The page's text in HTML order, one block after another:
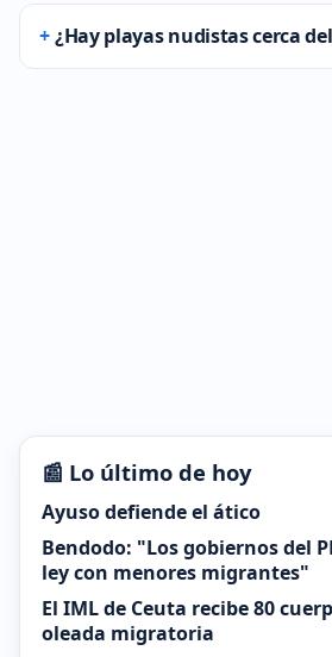
¿Hay playas nudistas cerca
📰 Lo último de hoy
Ayuso defiende el ático
Bendodo: "Los gobiernos del
ley con menores migrantes"
El IML de Ceuta recibe 80
oleada migratoria